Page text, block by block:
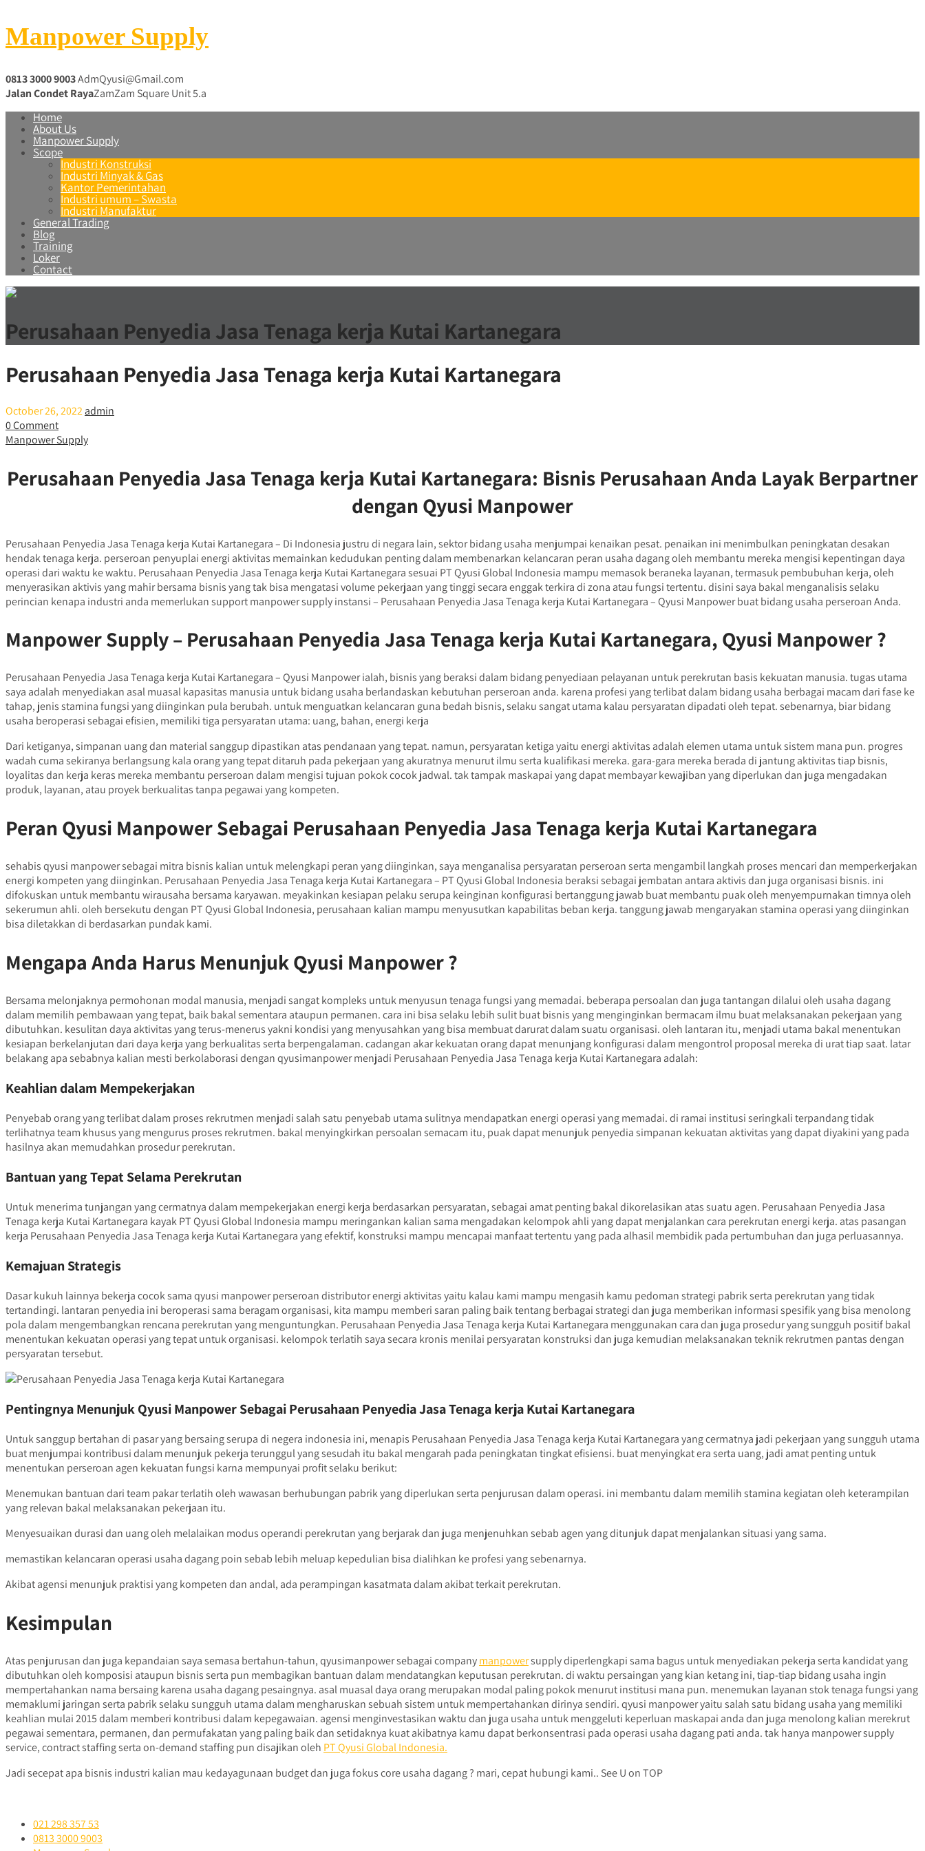
Manpower Supply
0813 3000 9003AdmQyusi@Gmail.com
Jalan Condet RayaZamZam Square Unit 5.a
Home
About Us
Manpower Supply
Scope
Industri Konstruksi
Industri Minyak & Gas
Kantor Pemerintahan
Industri umum – Swasta
Industri Manufaktur
General Trading
Blog
Training
Loker
Contact
Perusahaan Penyedia Jasa Tenaga kerja Kutai Kartanegara
Perusahaan Penyedia Jasa Tenaga kerja Kutai Kartanegara
October 26, 2022admin
0 Comment
Manpower Supply
Perusahaan Penyedia Jasa Tenaga kerja Kutai Kartanegara: Bisnis Perusahaan Anda Layak Berpartner
dengan Qyusi Manpower
Perusahaan Penyedia Jasa Tenaga kerja Kutai Kartanegara – Di Indonesia justru di negara lain, sektor bidang usaha menjumpai kenaikan pesat. penaikan ini menimbulkan peningkatan desakan
hendak tenaga kerja. perseroan penyuplai energi aktivitas memainkan kedudukan penting dalam membenarkan kelancaran peran usaha dagang oleh membantu mereka mengisi kepentingan daya
operasi dari waktu ke waktu. Perusahaan Penyedia Jasa Tenaga kerja Kutai Kartanegara sesuai PT Qyusi Global Indonesia mampu memasok beraneka layanan, termasuk pembubuhan kerja, oleh
menyerasikan aktivis yang mahir bersama bisnis yang tak bisa mengatasi volume pekerjaan yang tinggi secara enggak terkira di zona atau fungsi tertentu. disini saya bakal menganalisis selaku
perincian kenapa industri anda memerlukan support manpower supply instansi – Perusahaan Penyedia Jasa Tenaga kerja Kutai Kartanegara – Qyusi Manpower buat bidang usaha perseroan Anda.
Manpower Supply – Perusahaan Penyedia Jasa Tenaga kerja Kutai Kartanegara, Qyusi Manpower ?
Perusahaan Penyedia Jasa Tenaga kerja Kutai Kartanegara – Qyusi Manpower ialah, bisnis yang beraksi dalam bidang penyediaan pelayanan untuk perekrutan basis kekuatan manusia. tugas utama
saya adalah menyediakan asal muasal kapasitas manusia untuk bidang usaha berlandaskan kebutuhan perseroan anda. karena profesi yang terlibat dalam bidang usaha berbagai macam dari fase ke
tahap, jenis stamina fungsi yang diinginkan pula berubah. untuk menguatkan kelancaran guna bedah bisnis, selaku sangat utama kalau persyaratan dipadati oleh tepat. sebenarnya, biar bidang
usaha beroperasi sebagai efisien, memiliki tiga persyaratan utama: uang, bahan, energi kerja
Dari ketiganya, simpanan uang dan material sanggup dipastikan atas pendanaan yang tepat. namun, persyaratan ketiga yaitu energi aktivitas adalah elemen utama untuk sistem mana pun. progres
wadah cuma sekiranya berlangsung kala orang yang tepat ditaruh pada pekerjaan yang akuratnya menurut ilmu serta kualifikasi mereka. gara-gara mereka berada di jantung aktivitas tiap bisnis,
loyalitas dan kerja keras mereka membantu perseroan dalam mengisi tujuan pokok cocok jadwal. tak tampak maskapai yang dapat membayar kewajiban yang diperlukan dan juga mengadakan
produk, layanan, atau proyek berkualitas tanpa pegawai yang kompeten.
Peran Qyusi Manpower Sebagai Perusahaan Penyedia Jasa Tenaga kerja Kutai Kartanegara
sehabis qyusi manpower sebagai mitra bisnis kalian untuk melengkapi peran yang diinginkan, saya menganalisa persyaratan perseroan serta mengambil langkah proses mencari dan memperkerjakan
energi kompeten yang diinginkan. Perusahaan Penyedia Jasa Tenaga kerja Kutai Kartanegara – PT Qyusi Global Indonesia beraksi sebagai jembatan antara aktivis dan juga organisasi bisnis. ini
difokuskan untuk membantu wirausaha bersama karyawan. meyakinkan kesiapan pelaku serupa keinginan konfigurasi bertanggung jawab buat membantu puak oleh menyempurnakan timnya oleh
sekerumun ahli. oleh bersekutu dengan PT Qyusi Global Indonesia, perusahaan kalian mampu menyusutkan kapabilitas beban kerja. tanggung jawab mengaryakan stamina operasi yang diinginkan
bisa diletakkan di berdasarkan pundak kami.
Mengapa Anda Harus Menunjuk Qyusi Manpower ?
Bersama melonjaknya permohonan modal manusia, menjadi sangat kompleks untuk menyusun tenaga fungsi yang memadai. beberapa persoalan dan juga tantangan dilalui oleh usaha dagang
dalam memilih pembawaan yang tepat, baik bakal sementara ataupun permanen. cara ini bisa selaku lebih sulit buat bisnis yang menginginkan bermacam ilmu buat melaksanakan pekerjaan yang
dibutuhkan. kesulitan daya aktivitas yang terus-menerus yakni kondisi yang menyusahkan yang bisa membuat darurat dalam suatu organisasi. oleh lantaran itu, menjadi utama bakal menentukan
kesiapan berkelanjutan dari daya kerja yang berkualitas serta berpengalaman. cadangan akar kekuatan orang dapat menunjang konfigurasi dalam mengontrol proposal mereka di urat tiap saat. latar
belakang apa sebabnya kalian mesti berkolaborasi dengan qyusimanpower menjadi Perusahaan Penyedia Jasa Tenaga kerja Kutai Kartanegara adalah:
Keahlian dalam Mempekerjakan
Penyebab orang yang terlibat dalam proses rekrutmen menjadi salah satu penyebab utama sulitnya mendapatkan energi operasi yang memadai. di ramai institusi seringkali terpandang tidak
terlihatnya team khusus yang mengurus proses rekrutmen. bakal menyingkirkan persoalan semacam itu, puak dapat menunjuk penyedia simpanan kekuatan aktivitas yang dapat diyakini yang pada
hasilnya akan memudahkan prosedur perekrutan.
Bantuan yang Tepat Selama Perekrutan
Untuk menerima tunjangan yang cermatnya dalam mempekerjakan energi kerja berdasarkan persyaratan, sebagai amat penting bakal dikorelasikan atas suatu agen. Perusahaan Penyedia Jasa
Tenaga kerja Kutai Kartanegara kayak PT Qyusi Global Indonesia mampu meringankan kalian sama mengadakan kelompok ahli yang dapat menjalankan cara perekrutan energi kerja. atas pasangan
kerja Perusahaan Penyedia Jasa Tenaga kerja Kutai Kartanegara yang efektif, konstruksi mampu mencapai manfaat tertentu yang pada alhasil membidik pada pertumbuhan dan juga perluasannya.
Kemajuan Strategis
Dasar kukuh lainnya bekerja cocok sama qyusi manpower perseroan distributor energi aktivitas yaitu kalau kami mampu mengasih kamu pedoman strategi pabrik serta perekrutan yang tidak
tertandingi. lantaran penyedia ini beroperasi sama beragam organisasi, kita mampu memberi saran paling baik tentang berbagai strategi dan juga memberikan informasi spesifik yang bisa menolong
pola dalam mengembangkan rencana perekrutan yang menguntungkan. Perusahaan Penyedia Jasa Tenaga kerja Kutai Kartanegara menggunakan cara dan juga prosedur yang sungguh positif bakal
menentukan kekuatan operasi yang tepat untuk organisasi. kelompok terlatih saya secara kronis menilai persyaratan konstruksi dan juga kemudian melaksanakan teknik rekrutmen pantas dengan
persyaratan tersebut.
Pentingnya Menunjuk Qyusi Manpower Sebagai Perusahaan Penyedia Jasa Tenaga kerja Kutai Kartanegara
Untuk sanggup bertahan di pasar yang bersaing serupa di negera indonesia ini, menapis Perusahaan Penyedia Jasa Tenaga kerja Kutai Kartanegara yang cermatnya jadi pekerjaan yang sungguh utama
buat menjumpai kontribusi dalam menunjuk pekerja terunggul yang sesudah itu bakal mengarah pada peningkatan tingkat efisiensi. buat menyingkat era serta uang, jadi amat penting untuk
menentukan perseroan agen kekuatan fungsi karna mempunyai profit selaku berikut:
Menemukan bantuan dari team pakar terlatih oleh wawasan berhubungan pabrik yang diperlukan serta penjurusan dalam operasi. ini membantu dalam memilih stamina kegiatan oleh keterampilan
yang relevan bakal melaksanakan pekerjaan itu.
Menyesuaikan durasi dan uang oleh melalaikan modus operandi perekrutan yang berjarak dan juga menjenuhkan sebab agen yang ditunjuk dapat menjalankan situasi yang sama.
memastikan kelancaran operasi usaha dagang poin sebab lebih meluap kepedulian bisa dialihkan ke profesi yang sebenarnya.
Akibat agensi menunjuk praktisi yang kompeten dan andal, ada perampingan kasatmata dalam akibat terkait perekrutan.
Kesimpulan
Atas penjurusan dan juga kepandaian saya semasa bertahun-tahun, qyusimanpower sebagai companymanpowersupply diperlengkapi sama bagus untuk menyediakan pekerja serta kandidat yang
dibutuhkan oleh komposisi ataupun bisnis serta pun membagikan bantuan dalam mendatangkan keputusan perekrutan. di waktu persaingan yang kian ketang ini, tiap-tiap bidang usaha ingin
mempertahankan nama bersaing karena usaha dagang pesaingnya. asal muasal daya orang merupakan modal paling pokok menurut institusi mana pun. menemukan layanan stok tenaga fungsi yang
memaklumi jaringan serta pabrik selaku sungguh utama dalam mengharuskan sebuah sistem untuk mempertahankan dirinya sendiri. qyusi manpower yaitu salah satu bidang usaha yang memiliki
keahlian mulai 2015 dalam memberi kontribusi dalam kepegawaian. agensi menginvestasikan waktu dan juga usaha untuk menggeluti keperluan maskapai anda dan juga menolong kalian merekrut
pegawai sementara, permanen, dan permufakatan yang paling baik dan setidaknya kuat akibatnya kamu dapat berkonsentrasi pada operasi usaha dagang pati anda. tak hanya manpower supply
service, contract staffing serta on-demand staffing pun disajikan oleh PT Qyusi Global Indonesia.
Jadi secepat apa bisnis industri kalian mau kedayagunaan budget dan juga fokus core usaha dagang ? mari, cepat hubungi kami.. See U on TOP
021 298 357 53
0813 3000 9003